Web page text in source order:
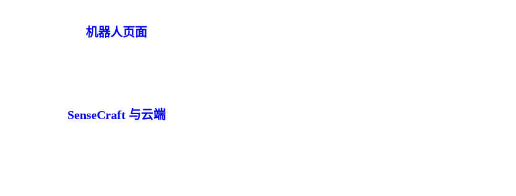
机器人页面
SenseCraft 与云端